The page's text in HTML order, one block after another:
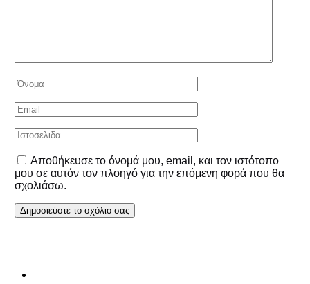
Αποθήκευσε το όνομά μου, email, και τον ιστότοπο
μου σε αυτόν τον πλοηγό για την επόμενη φορά που θα
σχολιάσω.